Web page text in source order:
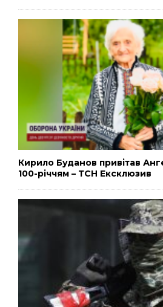
Кирило Буданов привітав
100-річчям – ТСН Ексклюзив